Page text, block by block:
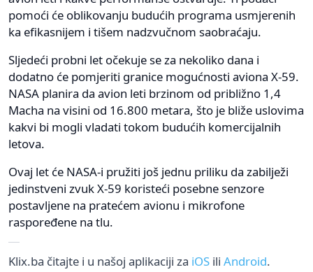
pomoći će oblikovanju budućih programa usmjerenih
ka efikasnijem i tišem nadzvučnom saobraćaju.
Sljedeći probni let očekuje se za nekoliko dana i
dodatno će pomjeriti granice mogućnosti aviona X-59.
NASA planira da avion leti brzinom od približno 1,4
Macha na visini od 16.800 metara, što je bliže uslovima
kakvi bi mogli vladati tokom budućih komercijalnih
letova.
Ovaj let će NASA-i pružiti još jednu priliku da zabilježi
jedinstveni zvuk X-59 koristeći posebne senzore
postavljene na pratećem avionu i mikrofone
raspoređene na tlu.
Klix.ba čitajte i u našoj aplikaciji za iOS ili Android.